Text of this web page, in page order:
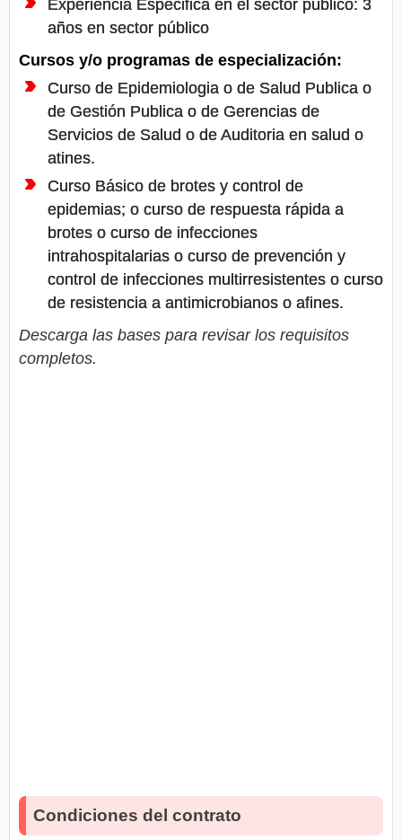
Experiencia Especifica en el sector público: 3
años en sector público
Cursos y/o programas de especialización:
Curso de Epidemiologia o de Salud Publica o
de Gestión Publica o de Gerencias de
Servicios de Salud o de Auditoria en salud o
atines.
Curso Básico de brotes y control de
epidemias; o curso de respuesta rápida a
brotes o curso de infecciones
intrahospitalarias o curso de prevención y
control de infecciones multirresistentes o curso
de resistencia a antimicrobianos o afines.
Descarga las bases para revisar los requisitos
completos.
Condiciones del contrato